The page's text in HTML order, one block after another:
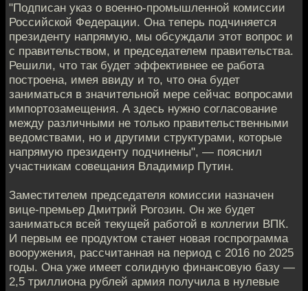
"Подписан указ о военно-промышленной комиссии
Российской Федерации. Она теперь подчиняется
президенту напрямую, мы обсуждали этот вопрос и
с правительством, и председателем правительства.
Решили, что так будет эффективнее ее работа
построена, имея ввиду и то, что она будет
заниматься в значительной мере сейчас вопросами
импортозамещения. А здесь нужно согласование
между различными не только правительственными
ведомствами, но и другими структурами, которые
напрямую президенту подчинены", — пояснил
участникам совещания Владимир Путин.
Заместителем председателя комиссии назначен
вице-премьер Дмитрий Рогозин. Он же будет
заниматься всей текущей работой в коллегии ВПК.
И первым ее продуктом станет новая госпрограмма
вооружения, рассчитанная на период с 2016 по 2025
годы. Она уже имеет солидную финансовую базу —
2,5 триллиона рублей армия получила в нулевые